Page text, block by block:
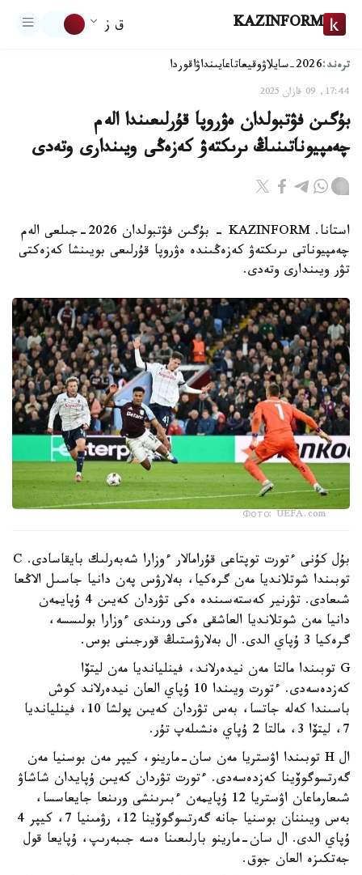
KAZINFORM ق ز
ترەند:2026-سايلاۋ وقيعاتاعايىنداۋاقوردا
17:44, 09 قازان 2025
بۇگىن فۋتبولدان ەۋروپا قۇرلىعىندا الەم
چەمپيوناتىنىڭ ىرىكتەۋ كەزەڭى ويىندارى وتەدى
استانا. KAZINFORM - بۇگىن فۋتبولدان 2026-جىلعى الەم
چەمپيوناتى ىرىكتەۋ كەزەڭىندە ەۋروپا قۇرلىعى بويىنشا كەزەكتى
تۋر ويىندارى وتەدى.
Фото: UEFA.com
بۇل كۇنى ءتورت توپتاعى قۇرامالار ءوزارا شەبەرلىك بايقاسادى. C
توبىندا شوتلانديا مەن گرەكيا، بەلارۋس پەن دانيا جاسىل الاڭعا
شىعادى. تۋرنير كەستەسىندە ەكى تۋردان كەيىن 4 ۇپايمەن
دانيا مەن شوتلانديا العاشقى ەكى ورىندى ءوزارا بولىسسە،
گرەكيا 3 ۇپاي الدى. ال بەلارۋستىڭ قورجىنى بوس.
G توبىندا مالتا مەن نيدەرلاند، فينليانديا مەن ليتۆا
كەزدەسەدى. ءتورت ويىندا 10 ۇپاي العان نيدەرلاند كوش
باسىندا كەلە جاتسا، بەس تۋردان كەيىن پولشا 10، فينليانديا
7، ليتۆا 3، مالتا 2 ۇپاي ەنشىلەپ تۇر.
ال H توبىندا اۋستريا مەن سان-مارينو، كيپر مەن بوسنيا مەن
گەرتسوگوۆينا كەزدەسەدى. ءتورت تۋردان كەيىن ۇپايدان شاشاۋ
شىعارماعان اۋستريا 12 ۇپايمەن ءبىرىنشى ورىنعا جايعاسسا،
بەس ويىننان بوسنيا جانە گەرتسوگوۆينا 12، رۋمىنيا 7، كيپر 4
ۇپاي الدى. ال سان-مارينو بارلىعىنا ەسە جىبەرىپ، ۇپايعا قول
جەتكىزە العان جوق.